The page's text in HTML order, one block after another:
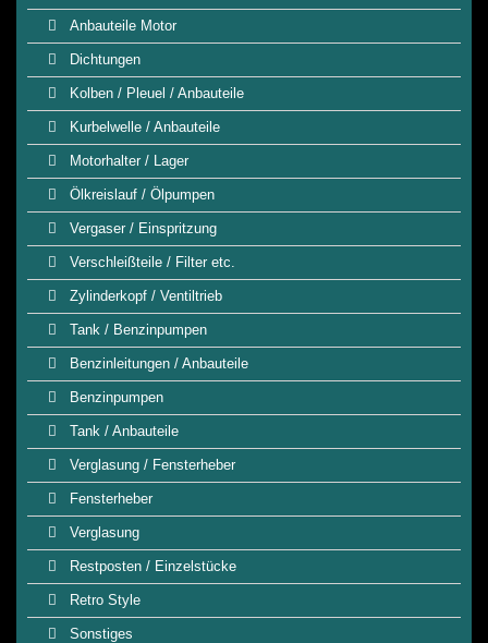
Anbauteile Motor
Dichtungen
Kolben / Pleuel / Anbauteile
Kurbelwelle / Anbauteile
Motorhalter / Lager
Ölkreislauf / Ölpumpen
Vergaser / Einspritzung
Verschleißteile / Filter etc.
Zylinderkopf / Ventiltrieb
Tank / Benzinpumpen
Benzinleitungen / Anbauteile
Benzinpumpen
Tank / Anbauteile
Verglasung / Fensterheber
Fensterheber
Verglasung
Restposten / Einzelstücke
Retro Style
Sonstiges